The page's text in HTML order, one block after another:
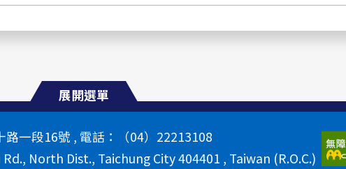
展開選單
一段16號 , 電話：（04）22213108
Rd., North Dist., Taichung City 404401 , Taiwan (R.O.C.)